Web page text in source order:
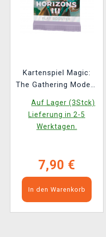
Kartenspiel Magic:
The Gathering Modern
Booster (14 Karten)
(ENGLISCHE
VERSION)
Auf Lager (3Stck)
Lieferung in 2-5
Werktagen.
7,90 €
In den Warenkorb